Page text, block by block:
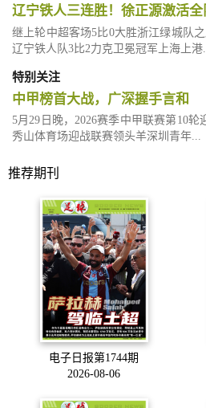
辽宁铁人三连胜！徐正源激活
继上轮中超客场5比0大胜浙江绿城队
辽宁铁人队3比2力克卫冕冠军上海上港...
特别关注
中甲榜首大战，广深握手言和
5月29日晚，2026赛季中甲联赛第10
秀山体育场迎战联赛领头羊深圳青年...
推荐期刊
电子日报第1744期
2026-08-06